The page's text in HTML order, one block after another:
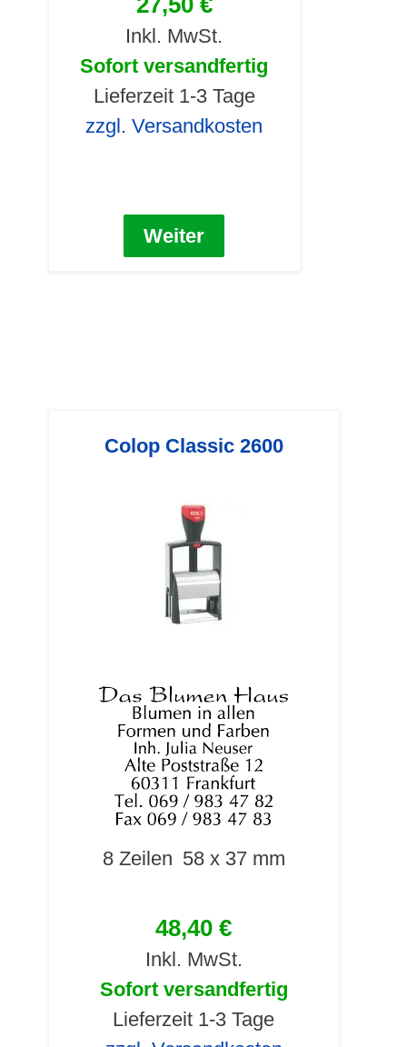
Inkl. MwSt.
Sofort versandfertig
Lieferzeit 1-3 Tage
zzgl. Versandkosten
Weiter
Colop Classic 2600
8 Zeilen 58 x 37 mm
48,40 €
Inkl. MwSt.
Sofort versandfertig
Lieferzeit 1-3 Tage